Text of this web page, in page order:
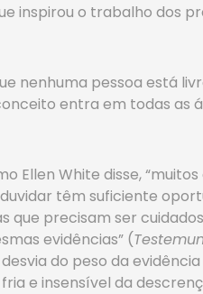
inspirou o trabalho dos
nenhuma pessoa está
entra em todas as
Ellen White disse,
têm suficiente
que precisam ser
evidências” (
do peso da
e insensível da